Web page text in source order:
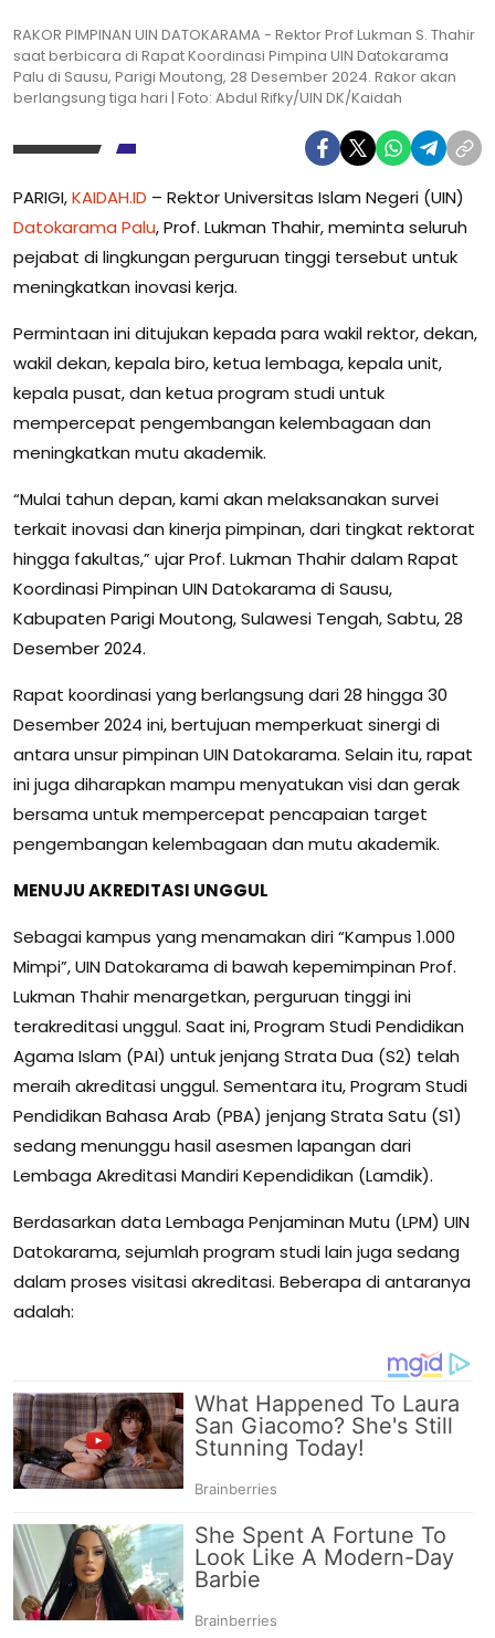
RAKOR PIMPINAN UIN DATOKARAMA - Rektor Prof Lukman S. Thahir
saat berbicara di Rapat Koordinasi Pimpina UIN Datokarama
Palu di Sausu, Parigi Moutong, 28 Desember 2024. Rakor akan
berlangsung tiga hari | Foto: Abdul Rifky/UIN DK/Kaidah
PARIGI,KAIDAH.ID – Rektor Universitas Islam Negeri (UIN)
Datokarama Palu, Prof. Lukman Thahir, meminta seluruh
pejabat di lingkungan perguruan tinggi tersebut untuk
meningkatkan inovasi kerja.
Permintaan ini ditujukan kepada para wakil rektor, dekan,
wakil dekan, kepala biro, ketua lembaga, kepala unit,
kepala pusat, dan ketua program studi untuk
mempercepat pengembangan kelembagaan dan
meningkatkan mutu akademik.
“Mulai tahun depan, kami akan melaksanakan survei
terkait inovasi dan kinerja pimpinan, dari tingkat rektorat
hingga fakultas,” ujar Prof. Lukman Thahir dalam Rapat
Koordinasi Pimpinan UIN Datokarama di Sausu,
Kabupaten Parigi Moutong, Sulawesi Tengah, Sabtu, 28
Desember 2024.
Rapat koordinasi yang berlangsung dari 28 hingga 30
Desember 2024 ini, bertujuan memperkuat sinergi di
antara unsur pimpinan UIN Datokarama. Selain itu, rapat
ini juga diharapkan mampu menyatukan visi dan gerak
bersama untuk mempercepat pencapaian target
pengembangan kelembagaan dan mutu akademik.
MENUJU AKREDITASI UNGGUL
Sebagai kampus yang menamakan diri “Kampus 1.000
Mimpi”, UIN Datokarama di bawah kepemimpinan Prof.
Lukman Thahir menargetkan, perguruan tinggi ini
terakreditasi unggul. Saat ini, Program Studi Pendidikan
Agama Islam (PAI) untuk jenjang Strata Dua (S2) telah
meraih akreditasi unggul. Sementara itu, Program Studi
Pendidikan Bahasa Arab (PBA) jenjang Strata Satu (S1)
sedang menunggu hasil asesmen lapangan dari
Lembaga Akreditasi Mandiri Kependidikan (Lamdik).
Berdasarkan data Lembaga Penjaminan Mutu (LPM) UIN
Datokarama, sejumlah program studi lain juga sedang
dalam proses visitasi akreditasi. Beberapa di antaranya
adalah: